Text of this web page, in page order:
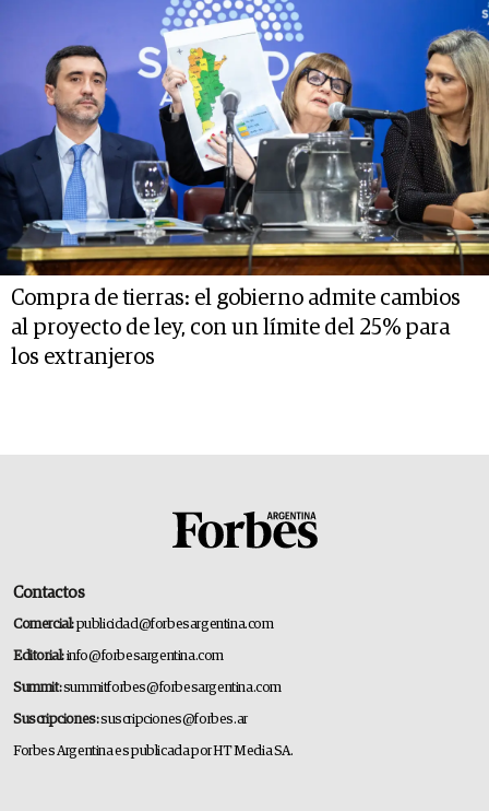
Compra de tierras: el gobierno admite cambios
al proyecto de ley, con un límite del 25% para
los extranjeros
Contactos
Comercial:publicidad@forbesargentina.com
Editorial:info@forbesargentina.com
Summit:summitforbes@forbesargentina.com
Suscripciones:suscripciones@forbes.ar
Forbes Argentina es publicada por HT Media SA.